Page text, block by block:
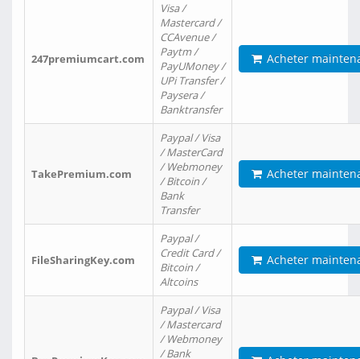
247premiumcart.com
Visa /
Mastercard /
CCAvenue /
Paytm /
PayUMoney /
UPi Transfer /
Paysera /
Banktransfer
Acheter
TakePremium.com
Paypal / Visa
/ MasterCard
/ Webmoney
/ Bitcoin /
Bank
Transfer
Acheter
FileSharingKey.com
Paypal /
Credit Card /
Bitcoin /
Altcoins
Acheter
Paypal / Visa
/ Mastercard
/ Webmoney
/ Bank